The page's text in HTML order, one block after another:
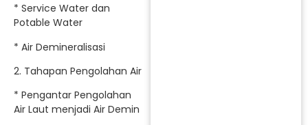
* Service Water dan
Potable Water
* Air Demineralisasi
2. Tahapan Pengolahan Air
* Pengantar Pengolahan
Air Laut menjadi Air Demin